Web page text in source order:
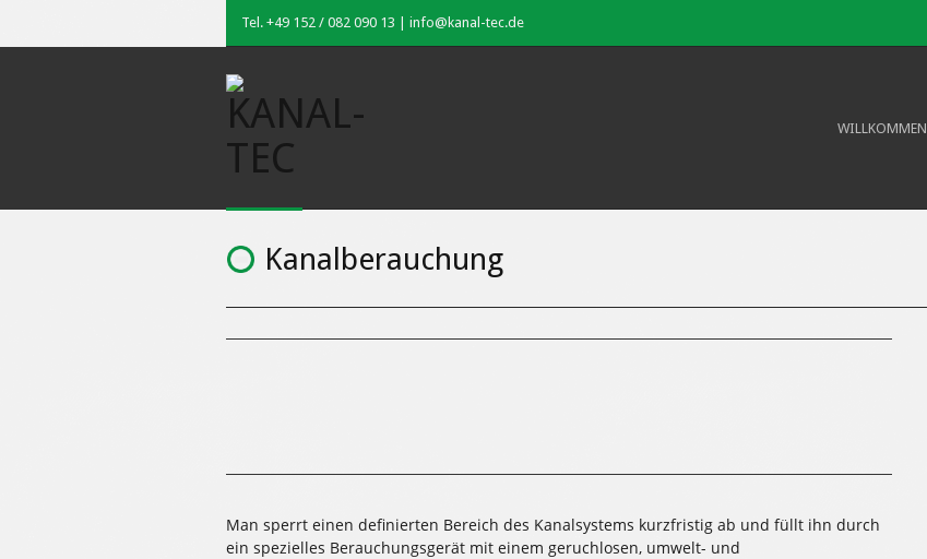
Tel. +49 152 / 082 090 13 | info@kanal-tec.de
WILLKOMMEN
Kanalberauchung
Man sperrt einen definierten Bereich des Kanalsystems kurzfristig ab und füllt ihn durch
ein spezielles Berauchungsgerät mit einem geruchlosen, umwelt- und